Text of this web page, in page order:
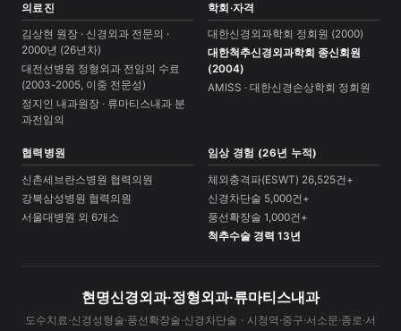
의료진
김상현 원장 · 신경외과 전문의 ·
2000년 (26년차)
대전선병원 정형외과 전임의 수료
(2003-2005, 이중 전문성)
정지인 내과원장 · 류마티스내과 분
과전임의
학회·자격
대한신경외과학회 정회원 (2000)
대한척추신경외과학회 종신회원
(2004)
AMISS · 대한신경손상학회 정회원
협력병원
신촌세브란스병원 협력의원
강북삼성병원 협력의원
서울대병원 외 6개소
임상 경험 (26년 누적)
체외충격파(ESWT) 26,525건+
신경차단술 5,000건+
풍선확장술 1,000건+
척추수술 경력 13년
현명신경외과·정형외과·류마티스내과
도수치료·신경성형술·풍선확장술·신경차단술 · 시청역·중구·서소문·종로·서